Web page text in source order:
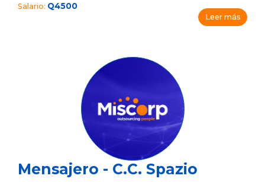
Salario: Q4500
Leer más
Mensajero - C.C. Spazio